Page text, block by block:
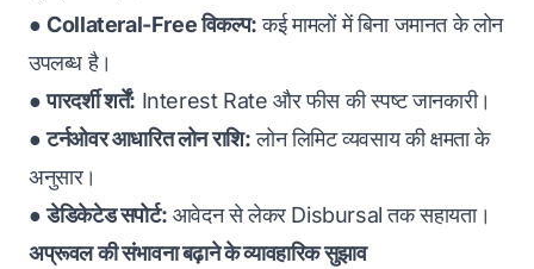
●Collateral-Free विकल्प:कई मामलों में बिना जमानत के लोन
उपलब्ध है।
●पारदर्शी शर्तें: Interest Rate और फीस की स्पष्ट जानकारी।
●टर्नओवर आधारित लोन राशि:लोन लिमिट व्यवसाय की क्षमता के
अनुसार।
●डेडिकेटेड सपोर्ट: आवेदन से लेकर Disbursal तक सहायता।
अप्रूवल की संभावना बढ़ाने के व्यावहारिक सुझाव